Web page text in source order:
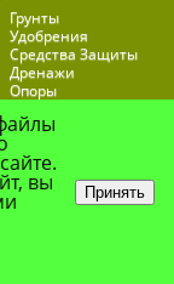
Грунты
Удобрения
Средства Защиты
Дренажи
Опоры
Подставки для Цветов
вы Принять